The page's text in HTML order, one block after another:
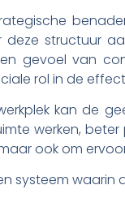
deze structuur
gevoel van
rol in de
kan de
werken,
ook om
systeem waarin